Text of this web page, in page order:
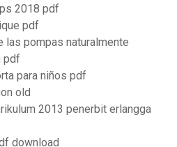
2018 pdf
pdf
las pompas naturalmente
pdf
para niños pdf
old
2013 penerbit erlangga
download